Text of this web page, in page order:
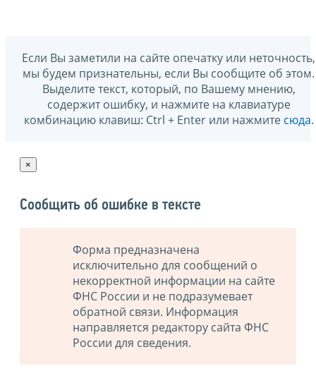
Если Вы заметили на сайте опечатку или неточность,
мы будем признательны, если Вы сообщите об этом.
Выделите текст, который, по Вашему мнению,
содержит ошибку, и нажмите на клавиатуре
комбинацию клавиш: Ctrl + Enter или нажмите сюда.
×
Сообщить об ошибке в тексте
Форма предназначена
исключительно для сообщений о
некорректной информации на сайте
ФНС России и не подразумевает
обратной связи. Информация
направляется редактору сайта ФНС
России для сведения.